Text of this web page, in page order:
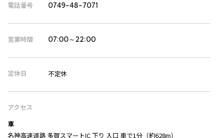
電話番号 0749-48-7071
営業時間 07:00～22:00
定休日 不定休
アクセス
車
名神高速道路 多賀スマートIC 下り 入口 車で1分（約628m）